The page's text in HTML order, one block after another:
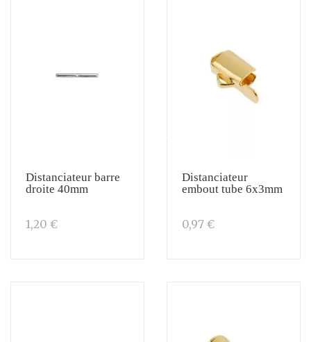
Distanciateur barre
droite 40mm
1,20 €
Distanciateur
embout tube 6x3mm
0,97 €